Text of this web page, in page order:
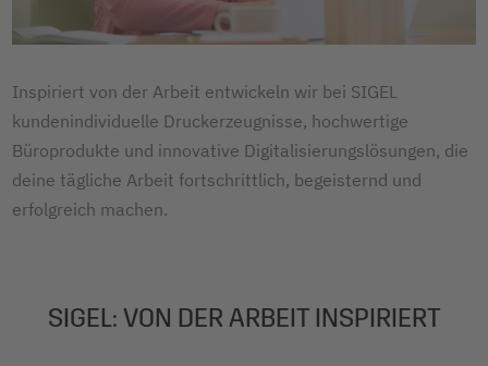
Inspiriert von der Arbeit entwickeln wir bei SIGEL
kundenindividuelle Druckerzeugnisse, hochwertige
Büroprodukte und innovative Digitalisierungslösungen, die
deine tägliche Arbeit fortschrittlich, begeisternd und
erfolgreich machen.
SIGEL: VON DER ARBEIT INSPIRIERT